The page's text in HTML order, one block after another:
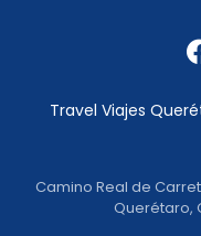
Travel Viajes
Camino Real de
Querétaro,